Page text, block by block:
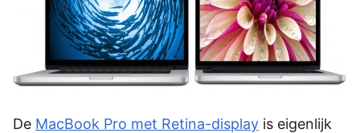
De MacBook Pro met Retina-display is eigenlijk